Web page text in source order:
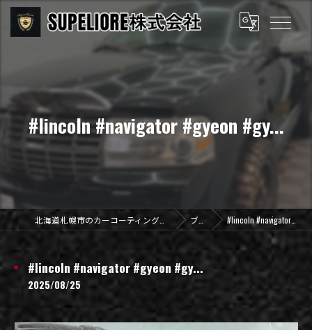
#lincoln #navigator #gyeon #gy...
ブログ #lincoln #navigator #gyeon #gy...
#lincoln #navigator #gyeon #gy...
2025/08/25